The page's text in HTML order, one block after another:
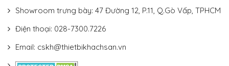
Showroom trưng bày: 47 Đường 12, P.11, Q.Gò Vấp, TPHCM
Điện thoại: 028-7300.7226
Email: cskh@thietbikhachsan.vn